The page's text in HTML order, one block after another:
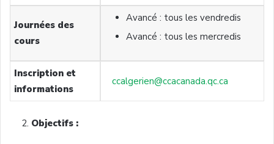
Journées des
cours
Avancé : tous les vendredis
Avancé : tous les mercredis
Inscription et
informations
ccalgerien@ccacanada.qc.ca
Objectifs :